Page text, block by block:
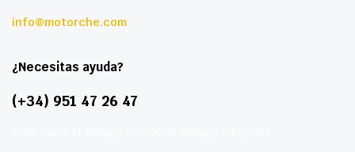
info@motorche.com
¿Necesitas ayuda?
(+34) 951 47 26 47